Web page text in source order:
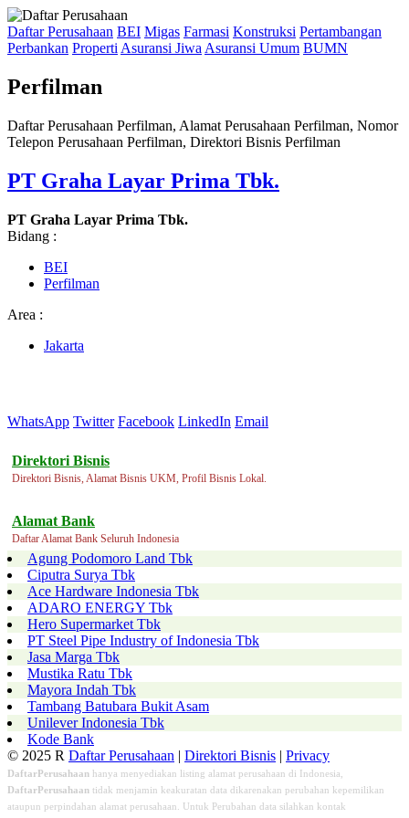
Daftar Perusahaan BEI Migas Farmasi Konstruksi Pertambangan
Perbankan Properti Asuransi Jiwa Asuransi Umum BUMN
Perfilman
Daftar Perusahaan Perfilman, Alamat Perusahaan Perfilman, Nomor
Telepon Perusahaan Perfilman, Direktori Bisnis Perfilman
PT Graha Layar Prima Tbk.
PT Graha Layar Prima Tbk.
Bidang :
BEI
Perfilman
Area :
Jakarta
WhatsApp Twitter Facebook LinkedIn Email
Direktori Bisnis
Direktori Bisnis, Alamat Bisnis UKM, Profil Bisnis Lokal.
Alamat Bank
Daftar Alamat Bank Seluruh Indonesia
Agung Podomoro Land Tbk
Ciputra Surya Tbk
Ace Hardware Indonesia Tbk
ADARO ENERGY Tbk
Hero Supermarket Tbk
PT Steel Pipe Industry of Indonesia Tbk
Jasa Marga Tbk
Mustika Ratu Tbk
Mayora Indah Tbk
Tambang Batubara Bukit Asam
Unilever Indonesia Tbk
Kode Bank
© 2025 R Daftar Perusahaan | Direktori Bisnis | Privacy
DaftarPerusahaan hanya menyediakan listing alamat perusahaan di Indonesia,
DaftarPerusahaan tidak menjamin keakuratan data dikarenakan perubahan kepemilikan
ataupun perpindahan alamat perusahaan. Untuk Perubahan data silahkan kontak